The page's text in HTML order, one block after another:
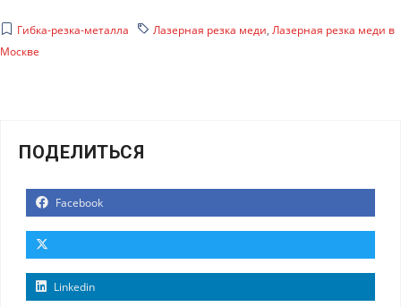
Гибка-резка-металла Лазерная резка меди, Лазерная резка меди в
Москве
ПОДЕЛИТЬСЯ
Facebook
Linkedin